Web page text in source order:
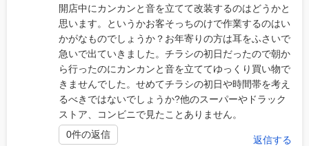
開店中にカンカンと音を立てて改装するのはどうかと
思います。というかお客そっちのけで作業するのはい
かがなものでしょうか？お年寄りの方は耳をふさいで
急いで出ていきました。チラシの初日だったので朝か
ら行ったのにカンカンと音を立ててゆっくり買い物で
きませんでした。せめてチラシの初日や時間帯を考え
るべきではないでしょうか?他のスーパーやドラック
ストア、コンビニで見たことありません。
返信する
0件の返信